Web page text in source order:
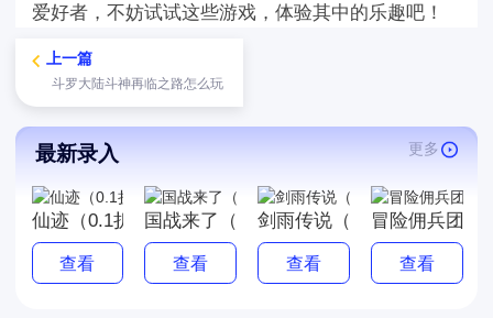
爱好者，不妨试试这些游戏，体验其中的乐趣吧！
上一篇
斗罗大陆斗神再临之路怎么玩
最新录入 更多
仙迹（0.1折红包版）
查看
国战来了（1.5折无限刷充）
查看
剑雨传说（0.1折爽爆充）
查看
冒险佣兵团（
查看